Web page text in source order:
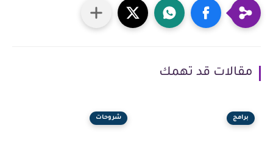
مقالات قد تهمك
برامج شروحات